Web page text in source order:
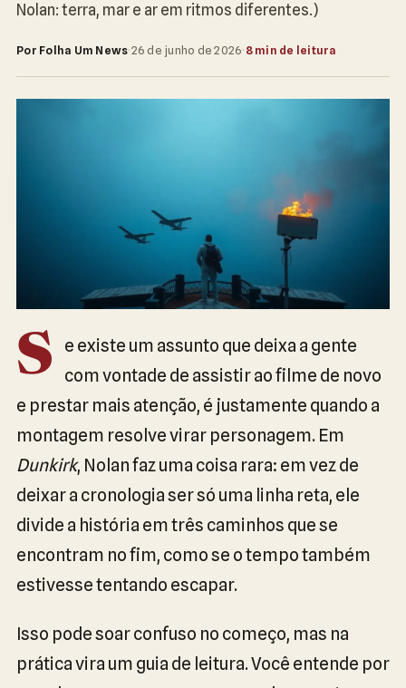
Nolan: terra, mar e ar em ritmos diferentes.)
Por Folha Um News·26 de junho de 2026· 8 min de leitura
S
e existe um assunto que deixa a gente
com vontade de assistir ao filme de novo
e prestar mais atenção, é justamente quando a
montagem resolve virar personagem. Em
Dunkirk, Nolan faz uma coisa rara: em vez de
deixar a cronologia ser só uma linha reta, ele
divide a história em três caminhos que se
encontram no fim, como se o tempo também
estivesse tentando escapar.
Isso pode soar confuso no começo, mas na
prática vira um guia de leitura. Você entende por